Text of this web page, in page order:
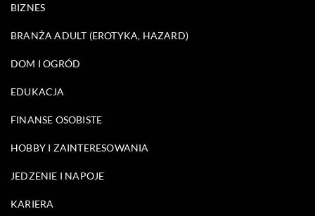
BIZNES
BRANŻA ADULT (EROTYKA, HAZARD)
DOM I OGRÓD
EDUKACJA
FINANSE OSOBISTE
HOBBY I ZAINTERESOWANIA
JEDZENIE I NAPOJE
KARIERA